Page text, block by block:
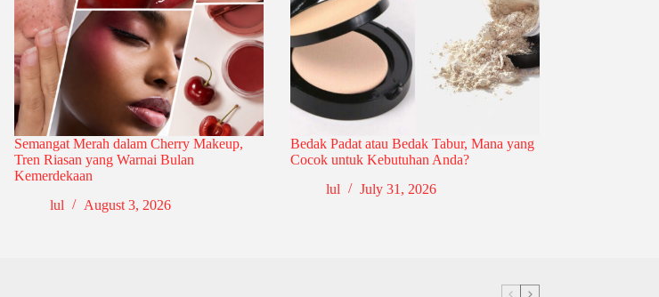
Semangat Merah dalam Cherry Makeup,
Tren Riasan yang Warnai Bulan
Kemerdekaan
lul
August 3, 2026
Bedak Padat atau Bedak Tabur, Mana yang
Cocok untuk Kebutuhan Anda?
lul
July 31, 2026